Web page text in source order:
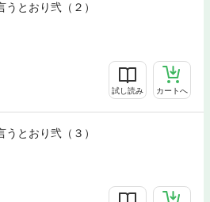
うとおり弐（２）
試し読み カートへ
うとおり弐（３）